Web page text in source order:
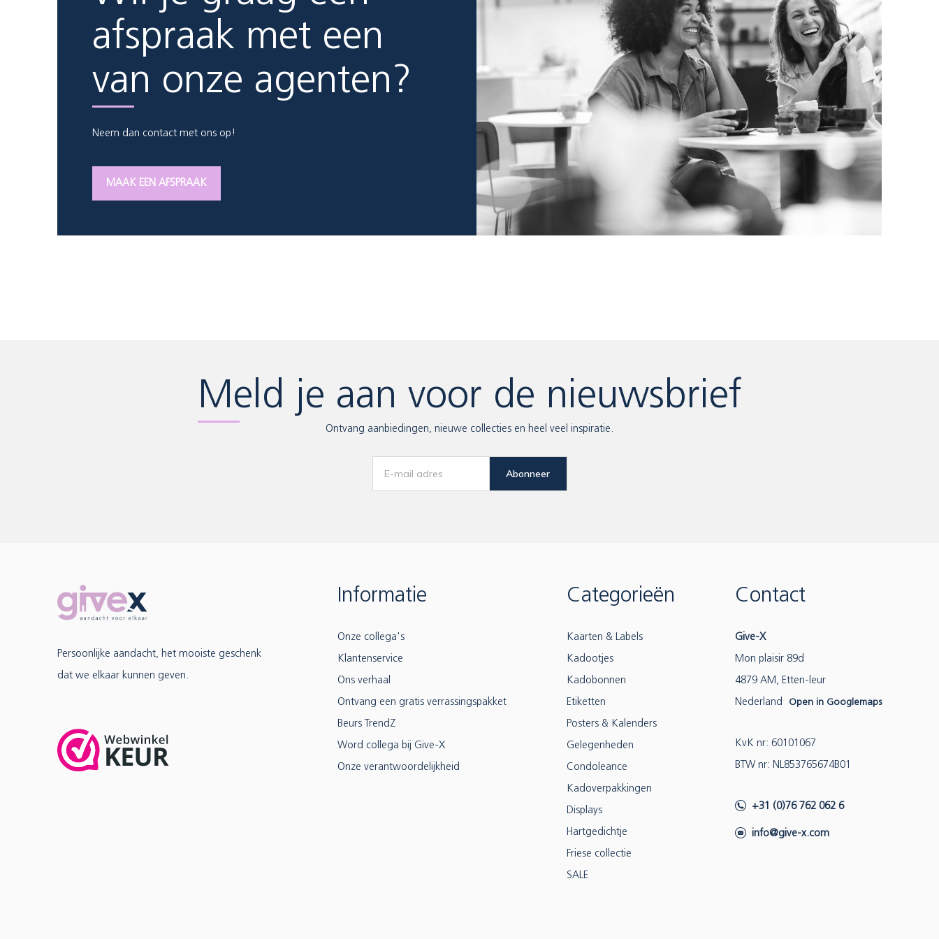
afspraak met een
van onze agenten?
Neem dan contact met ons op!
MAAK EEN AFSPRAAK
Meld je aan voor de nieuwsbrief
Ontvang aanbiedingen, nieuwe collecties en heel veel inspiratie.
Abonneer
Persoonlijke aandacht, het mooiste geschenk
dat we elkaar kunnen geven.
Informatie
Onze collega's
Klantenservice
Ons verhaal
Ontvang een gratis verrassingspakket
Beurs TrendZ
Word collega bij Give-X
Onze verantwoordelijkheid
Categorieën
Kaarten & Labels
Kadootjes
Kadobonnen
Etiketten
Posters & Kalenders
Gelegenheden
Condoleance
Kadoverpakkingen
Displays
Hartgedichtje
Friese collectie
SALE
Contact
Give-X
Mon plaisir 89d
4879 AM, Etten-leur
Nederland Open in Googlemaps
KvK nr: 60101067
BTW nr: NL853765674B01
+31 (0)76 762 062 6
info@give-x.com